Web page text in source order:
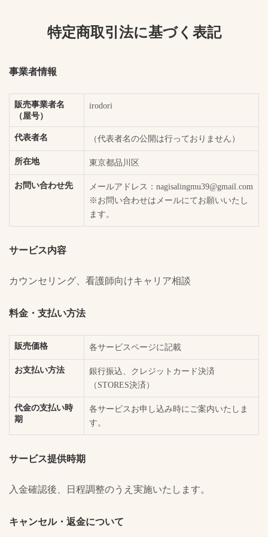
特定商取引法に基づく表記
事業者情報
販売事業者名
（屋号）
irodori
代表者名 （代表者名の公開は行っておりません）
所在地 東京都品川区
お問い合わせ先
メールアドレス：nagisalingmu39@gmail.com
※お問い合わせはメールにてお願いいたし
ます。
サービス内容
カウンセリング、看護師向けキャリア相談
料金・支払い方法
販売価格 各サービスページに記載
お支払い方法
銀行振込、クレジットカード決済
（STORES決済）
代金の支払い時
期
各サービスお申し込み時にご案内いたしま
す。
サービス提供時期
入金確認後、日程調整のうえ実施いたします。
キャンセル・返金について